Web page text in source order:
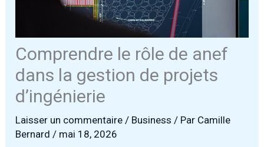
Comprendre le rôle de anef
dans la gestion de projets
d’ingénierie
Laisser un commentaire / Business / Par Camille
Bernard/ mai 18, 2026